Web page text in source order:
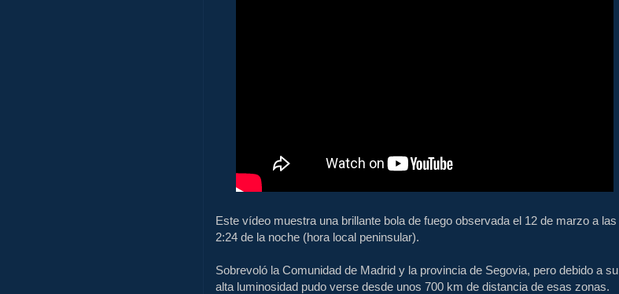
Este vídeo muestra una brillante bola de fuego observada el 12 de marzo a las
2:24 de la noche (hora local peninsular).
Sobrevoló la Comunidad de Madrid y la provincia de Segovia, pero debido a su
alta luminosidad pudo verse desde unos 700 km de distancia de esas zonas.